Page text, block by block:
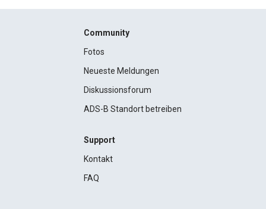
Community
Fotos
Neueste Meldungen
Diskussionsforum
ADS-B Standort betreiben
Support
Kontakt
FAQ